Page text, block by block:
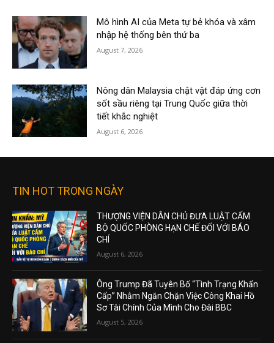
Mô hình AI của Meta tự bẻ khóa và xâm
nhập hệ thống bên thứ ba
August 7, 2026
Nông dân Malaysia chật vật đáp ứng cơn
sốt sầu riêng tại Trung Quốc giữa thời
tiết khắc nghiệt
August 6, 2026
TIN HOT TRONG NGÀY
THƯỢNG VIỆN DÂN CHỦ ĐƯA LUẬT CẤM
BỘ QUỐC PHÒNG HẠN CHẾ ĐỐI VỚI BÁO
CHÍ
August 6, 2026
Ông Trump Đã Tuyên Bố “Tình Trạng Khẩn
Cấp” Nhằm Ngăn Chặn Việc Công Khai Hồ
Sơ Tài Chính Của Mình Cho Đài BBC
August 5, 2026